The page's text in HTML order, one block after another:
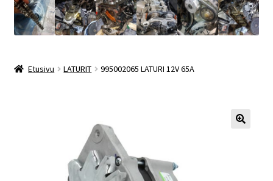
Toimitusehdot
Tietosuojaseloste
Etusivu LATURIT 995002065 LATURI 12V 65A